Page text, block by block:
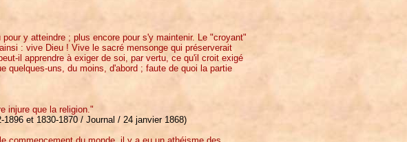
y atteindre ; plus encore pour s'y maintenir. Le "croyant"
: vive Dieu ! Vive le sacré mensonge qui préserverait
il apprendre à exiger de soi, par vertu, ce qu'il croit exigé
quelques-uns, du moins, d'abord ; faute de quoi la partie
injure que la religion."
et 1830-1870 / Journal / 24 janvier 1868)